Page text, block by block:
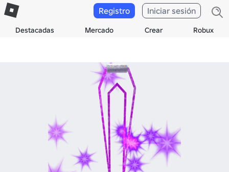
Destacadas Mercado Crear Robux
Registro Iniciar sesión